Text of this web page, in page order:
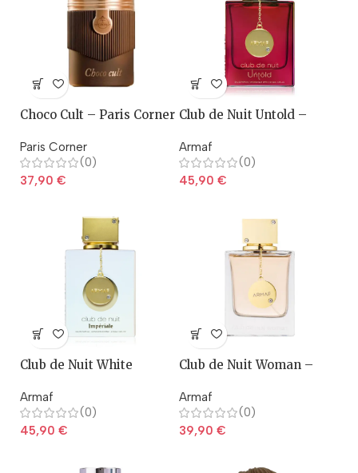
Choco Cult – Paris Corner
Paris Corner
(0)
37,90 €
Club de Nuit Untold –
Armaf
(0)
45,90 €
Club de Nuit White
Armaf
(0)
45,90 €
Club de Nuit Woman –
Armaf
(0)
39,90 €